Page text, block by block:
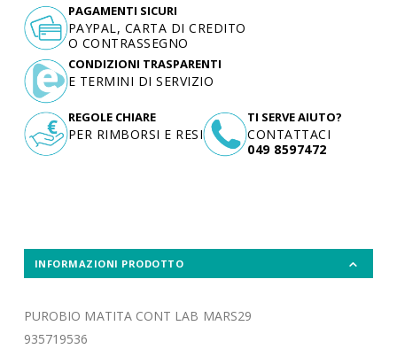
TI SERVE AIUTO?
CONTATTACI
049 8597472
PAGAMENTI SICURI
PAYPAL, CARTA DI CREDITO
O CONTRASSEGNO
CONDIZIONI TRASPARENTI
E TERMINI DI SERVIZIO
REGOLE CHIARE
PER RIMBORSI E RESI
INFORMAZIONI PRODOTTO
PUROBIO MATITA CONT LAB MARS29
935719536